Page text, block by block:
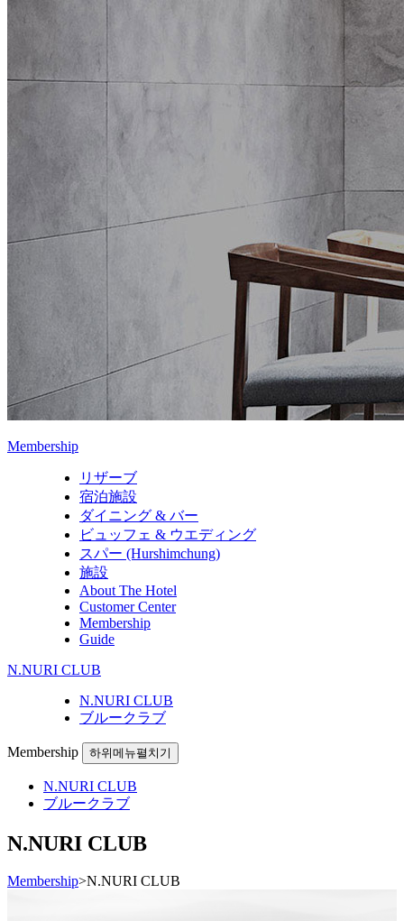
Membership
リザーブ
宿泊施設
ダイニング & バー
ビュッフェ & ウエディング
スパー (Hurshimchung)
施設
About The Hotel
Customer Center
Membership
Guide
N.NURI CLUB
N.NURI CLUB
ブルークラブ
Membership 하위메뉴펼치기
N.NURI CLUB
ブルークラブ
N.NURI CLUB
Membership>N.NURI CLUB